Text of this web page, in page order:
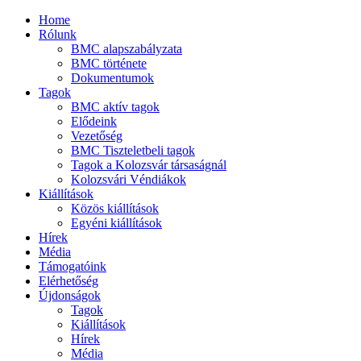
Home
Rólunk
BMC alapszabályzata
BMC története
Dokumentumok
Tagok
BMC aktív tagok
Elődeink
Vezetőség
BMC Tiszteletbeli tagok
Tagok a Kolozsvár társaságnál
Kolozsvári Véndiákok
Kiállítások
Közös kiállítások
Egyéni kiállítások
Hírek
Média
Támogatóink
Elérhetőség
Újdonságok
Tagok
Kiállítások
Hírek
Média